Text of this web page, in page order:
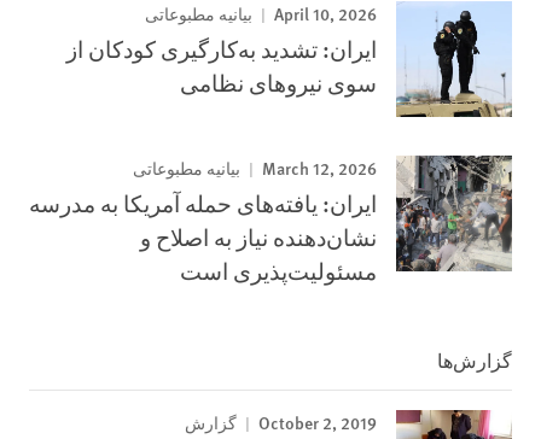
April 10, 2026 بیانیه مطبوعاتی
ایران: تشدید به‌کارگیری کودکان از
سوی نیروهای نظامی
March 12, 2026 بیانیه مطبوعاتی
ایران: یافته‌های حمله آمریکا به مدرسه
نشان‌دهنده نیاز به اصلاح و
مسئولیت‌پذیری است
گزارش‌ها
October 2, 2019 گزارش